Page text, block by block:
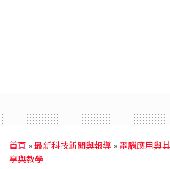
首頁 »最新科技新聞與報導 » 電腦應用與
享與教學